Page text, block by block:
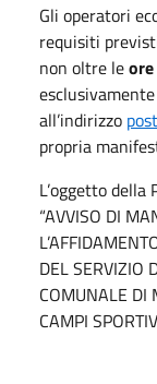
Gli operatori
requisiti
non oltre le
all’indirizzo
propria
L’oggetto
“AVVISO DI
DEL SERVIZIO
COMUNALE DI
CAMPI